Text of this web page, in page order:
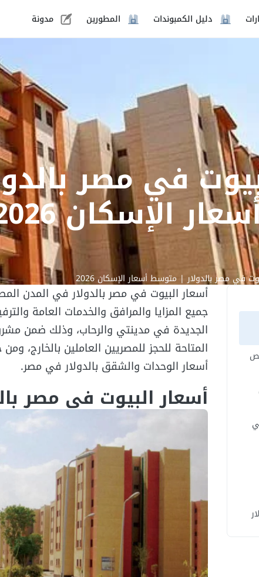
دليل الكمبوندات المطورين مدونة
في مصر
الإسكان 2026
في مصر بالدولار | متوسط أسعار الإسكان 2026
أسعار البيوت في مصر بالدولار في المدن
جميع المزايا والمرافق والخدمات العامة
الجديدة في مدينتي والرحاب، وذلك ضمن
المتاحة للحجز للمصريين العاملين
أسعار الوحدات والشقق بالدولار في مصر.
أسعار البيوت في مصر